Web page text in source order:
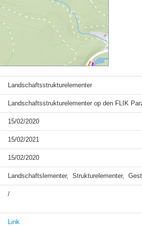
Landschaftsstrukturelementer
Landschaftsstrukturelementer op den FLIK
15/02/2020
15/02/2021
15/02/2020
Landschaftslementer,  Strukturelementer,
/
Link